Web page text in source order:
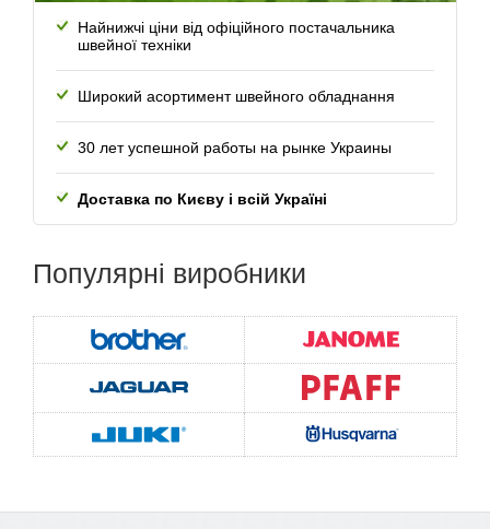
Найнижчі ціни від офіційного постачальника
швейної техніки
Широкий асортимент швейного обладнання
30 лет успешной работы на рынке Украины
Доставка по Києву і всій Україні
Популярні виробники